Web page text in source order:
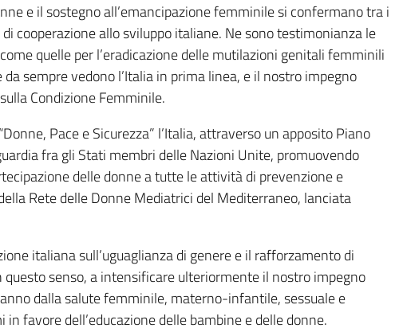
e il sostegno all’emancipazione femminile si confermano tra i
cooperazione allo sviluppo italiane. Ne sono testimonianza le
quelle per l’eradicazione delle mutilazioni genitali femminili
sempre vedono l’Italia in prima linea, e il nostro impegno
Condizione Femminile.
Pace e Sicurezza” l’Italia, attraverso un apposito Piano
fra gli Stati membri delle Nazioni Unite, promuovendo
delle donne a tutte le attività di prevenzione e
Rete delle Donne Mediatrici del Mediterraneo, lanciata
italiana sull’uguaglianza di genere e il rafforzamento di
senso, a intensificare ulteriormente il nostro impegno
dalla salute femminile, materno-infantile, sessuale e
favore dell’educazione delle bambine e delle donne.